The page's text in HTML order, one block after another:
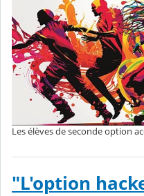
Les élèves de seconde option
"L'option